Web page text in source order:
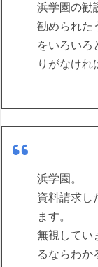
浜学園の勧
勧められた
をいろいろ
りがなけれ
浜学園。
資料請求し
ます。
無視してい
るならわか